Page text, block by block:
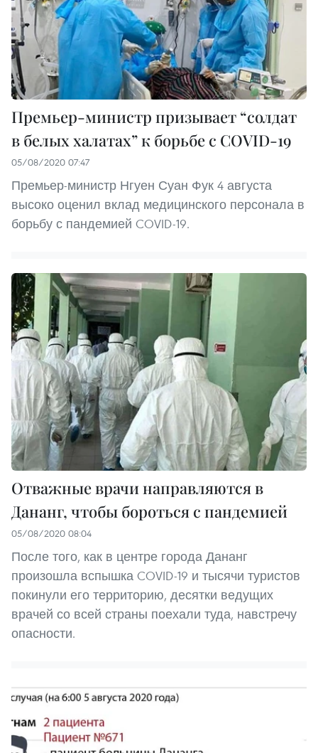
Премьер-министр призывает “солдат
в белых халатах” к борьбе с COVID-19
05/08/2020 07:47
Премьер-министр Нгуен Суан Фук 4 августа
высоко оценил вклад медицинского персонала в
борьбу с пандемией COVID-19.
Отважные врачи направляются в
Дананг, чтобы бороться с пандемией
05/08/2020 08:04
После того, как в центре города Дананг
произошла вспышка COVID-19 и тысячи туристов
покинули его территорию, десятки ведущих
врачей со всей страны поехали туда, навстречу
опасности.